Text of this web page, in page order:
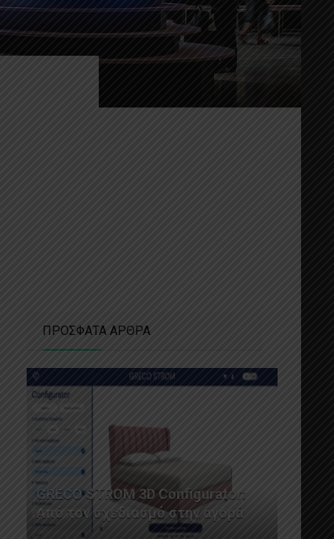
ΠΡΟΣΦΑΤΑ ΑΡΘΡΑ
GRECO STROM 3D Configurator:
Από τον σχεδιασμό στην αγορά